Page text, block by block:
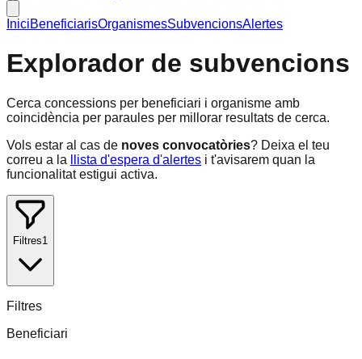
IniciBeneficiarisOrganismesSubvencionsAlertes
Explorador de subvencions
Cerca concessions per beneficiari i organisme amb
coincidència per paraules per millorar resultats de cerca.
Vols estar al cas de noves convocatòries? Deixa el teu
correu a la
llista d'espera d'alertes i t'avisarem quan la
funcionalitat estigui activa.
Filtres1
Filtres
Beneficiari